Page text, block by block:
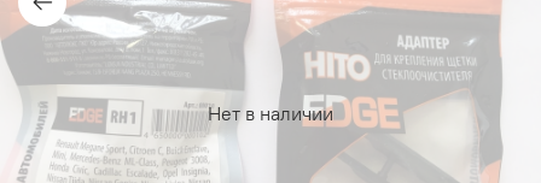
Нет в наличии